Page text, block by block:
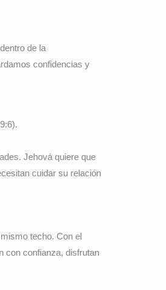
de la
confidencias y
Jehová quiere que
cuidar su relación
techo. Con el
con confianza, disfrutan